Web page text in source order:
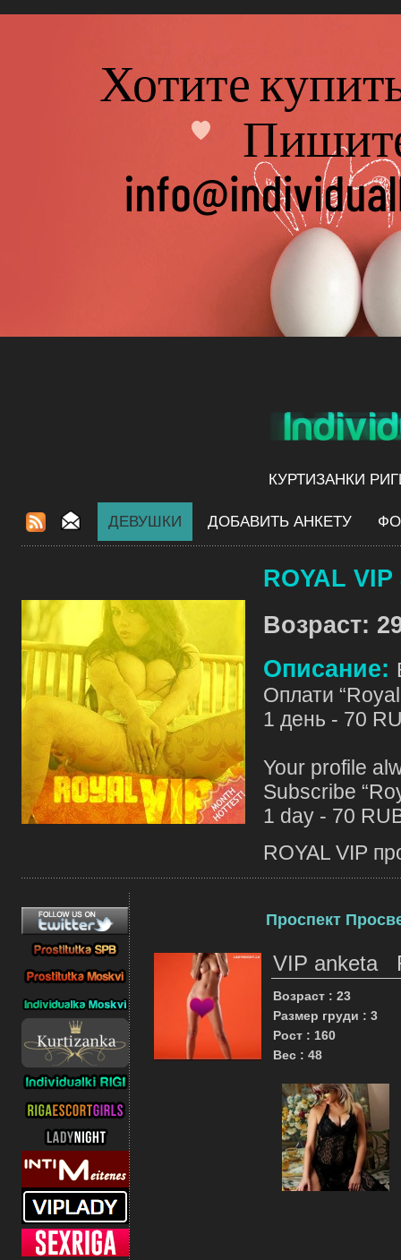
КУРТИЗАНКИ
ДЕВУШКИ ДОБАВИТЬ АНКЕТУ
ROYAL
Возраст:
Описание:
Оплати
1 день - 70
Your profile
Subscribe
1 day - 70
ROYAL VIP
Проспект
VIP anketa
Возраст : 23
Размер груди : 3
Рост : 160
Вес : 48